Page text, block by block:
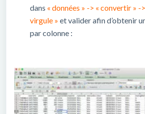
dans « données » -> « convertir » -
virgule » et valider afin d’obtenir
par colonne :